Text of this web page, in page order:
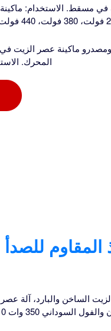
السوداني 200 كجم/ساعة في مسقط.
ماكينة عصر الزيت
المحرك.
الساخن والبارد، آلة